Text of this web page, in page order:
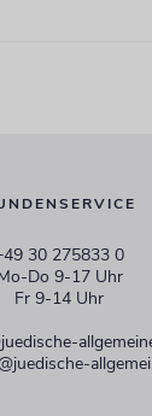
30 275833 0
Do 9-17 Uhr
Fr 9-14 Uhr